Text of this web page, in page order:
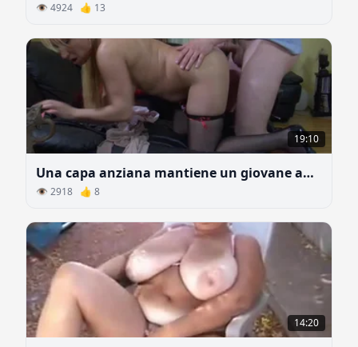
👁 4924 👍 13
19:10
Una capa anziana mantiene un giovane amante
👁 2918 👍 8
14:20